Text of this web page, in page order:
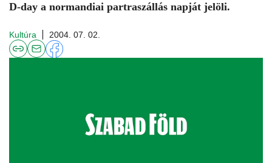
D-day a normandiai partraszállás napját jelöli.
Kultúra 2004. 07. 02.